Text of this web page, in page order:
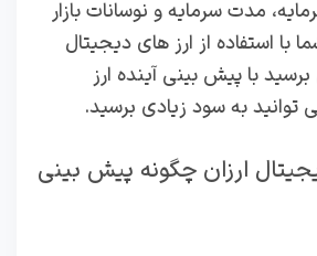
مدت سرمایه و نوسانات بازار
با استفاده از ارز های دیجیتال
با پیش بینی آینده ارز
به سود زیادی برسید.
ارزان چگونه پیش بینی